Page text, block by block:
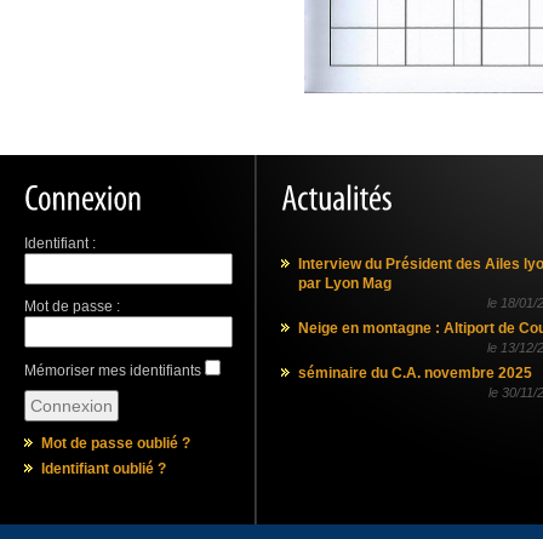
Identifiant :
Mot de passe :
Mémoriser mes identifiants
Mot de passe oublié ?
Identifiant oublié ?
Interview du Président des Ailes
par Lyon Mag
le 18/01/
Neige en montagne : Altiport de
le 13/12/
séminaire du C.A. novembre 2025
le 30/11/